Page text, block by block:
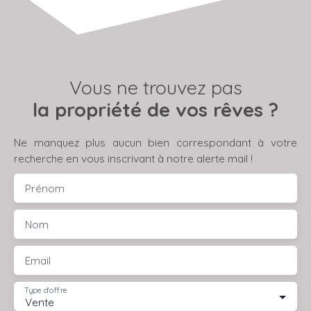
Vous ne trouvez pas
la propriété de vos rêves ?
Ne manquez plus aucun bien correspondant à votre
recherche en vous inscrivant à notre alerte mail !
Prénom
Nom
Email
Vente
Type d'offre